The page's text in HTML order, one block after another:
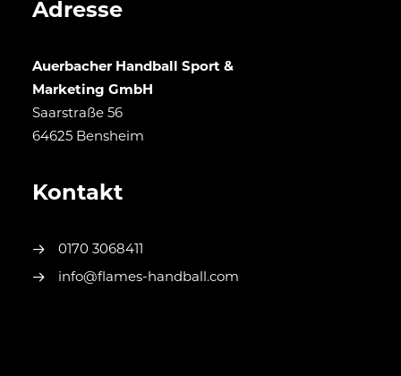
Adresse
Auerbacher Handball Sport &
Marketing GmbH
Saarstraße 56
64625 Bensheim
Kontakt
0170 3068411
info@flames-handball.com